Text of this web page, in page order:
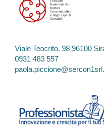
Viale Teocrito, 98 96100
0931 483 557